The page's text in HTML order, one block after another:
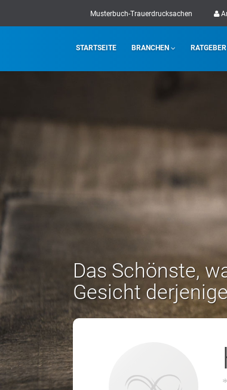
Musterbuch-Trauerdrucksachen
STARTSEITE BRANCHEN RATGEBER
Das Schönste,
Gesicht